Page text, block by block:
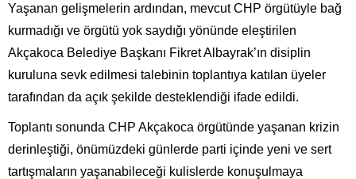
Yaşanan gelişmelerin ardından, mevcut CHP örgütüyle bağ
kurmadığı ve örgütü yok saydığı yönünde eleştirilen
Akçakoca Belediye Başkanı Fikret Albayrak’ın disiplin
kuruluna sevk edilmesi talebinin toplantıya katılan üyeler
tarafından da açık şekilde desteklendiği ifade edildi.
Toplantı sonunda CHP Akçakoca örgütünde yaşanan krizin
derinleştiği, önümüzdeki günlerde parti içinde yeni ve sert
tartışmaların yaşanabileceği kulislerde konuşulmaya